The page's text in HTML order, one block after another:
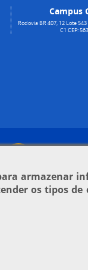
Campus
Rodovia BR 407, 12 Lote
C1 CEP:
armazenar
os tipos